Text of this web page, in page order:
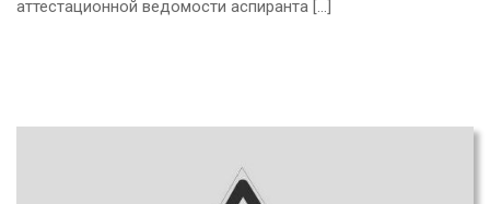
аттестационной ведомости аспиранта […]